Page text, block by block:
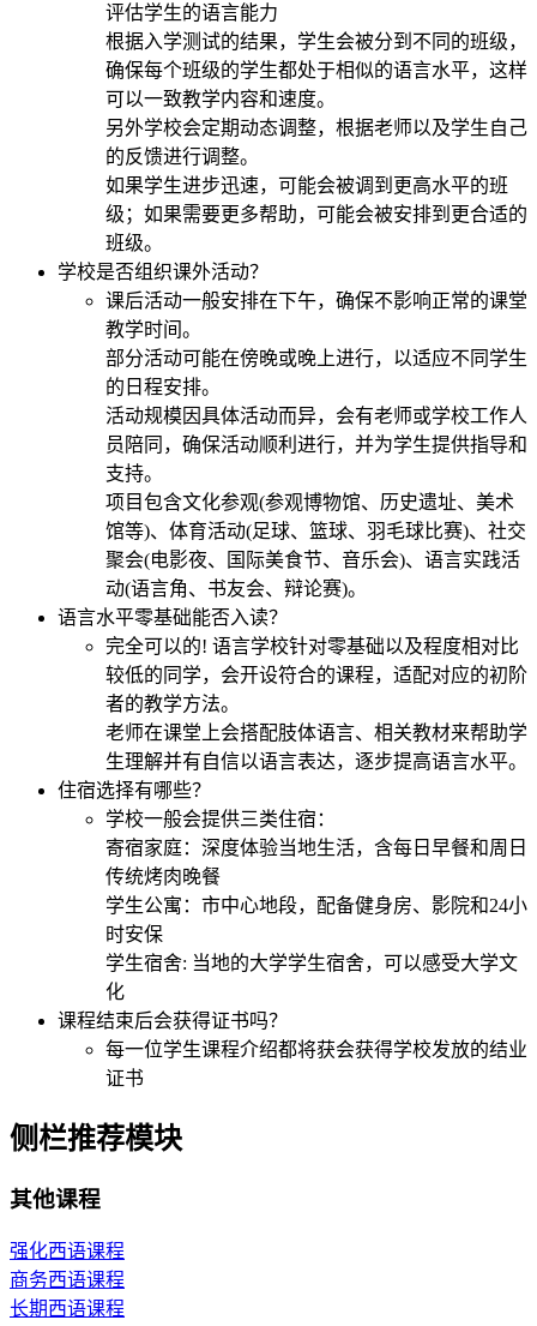
评估学生的语言能力
根据入学测试的结果，学生会被分到不同的班级，
确保每个班级的学生都处于相似的语言水平，这样
可以一致教学内容和速度。
另外学校会定期动态调整，根据老师以及学生自己
的反馈进行调整。
如果学生进步迅速，可能会被调到更高水平的班
级；如果需要更多帮助，可能会被安排到更合适的
班级。
学校是否组织课外活动？
课后活动一般安排在下午，确保不影响正常的课堂
教学时间。
部分活动可能在傍晚或晚上进行，以适应不同学生
的日程安排。
活动规模因具体活动而异，会有老师或学校工作人
员陪同，确保活动顺利进行，并为学生提供指导和
支持。
项目包含文化参观(参观博物馆、历史遗址、美术
馆等)、体育活动(足球、篮球、羽毛球比赛)、社交
聚会(电影夜、国际美食节、音乐会)、语言实践活
动(语言角、书友会、辩论赛)。
语言水平零基础能否入读？
完全可以的! 语言学校针对零基础以及程度相对比
较低的同学，会开设符合的课程，适配对应的初阶
者的教学方法。
老师在课堂上会搭配肢体语言、相关教材来帮助学
生理解并有自信以语言表达，逐步提高语言水平。
住宿选择有哪些？
学校一般会提供三类住宿：
寄宿家庭：深度体验当地生活，含每日早餐和周日
传统烤肉晚餐
学生公寓：市中心地段，配备健身房、影院和24小
时安保
学生宿舍: 当地的大学学生宿舍，可以感受大学文
化
课程结束后会获得证书吗？
每一位学生课程介绍都将获会获得学校发放的结业
证书
侧栏推荐模块
其他课程
强化西语课程
商务西语课程
长期西语课程